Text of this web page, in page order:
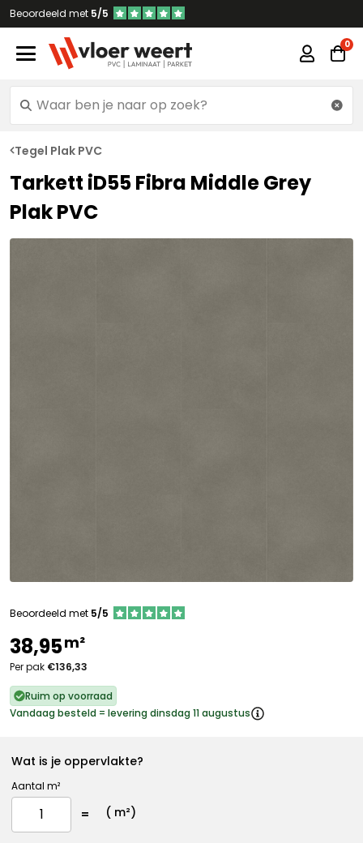
Beoordeeld met 5/5
Tegel Plak PVC
Tarkett iD55 Fibra Middle Grey
Plak PVC
Beoordeeld met 5/5
38,95m²
Per pak €136,33
Ruim op voorraad
Vandaag besteld = levering dinsdag 11 augustus
Wat is je oppervlakte?
Aantal m²
( m²)